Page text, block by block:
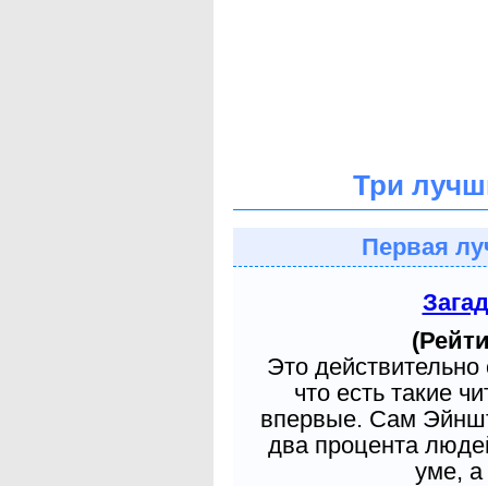
Три
Первая
Это
что есть такие
впервые. Сам
два процента
уме, а